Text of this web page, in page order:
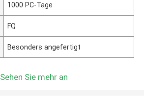
1000 PC-Tage
FQ
Besonders angefertigt
Sehen Sie mehr an